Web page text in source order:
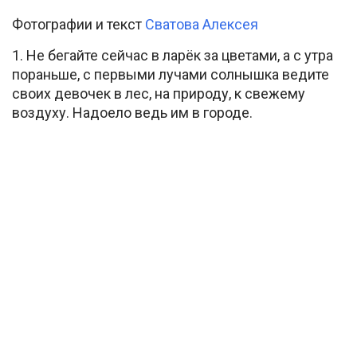
Фотографии и текст Сватова Алексея
1. Не бегайте сейчас в ларёк за цветами, а с утра
пораньше, с первыми лучами солнышка ведите
своих девочек в лес, на природу, к свежему
воздуху. Надоело ведь им в городе.